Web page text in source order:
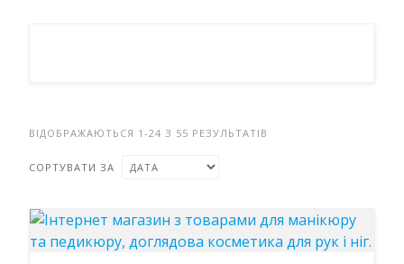
ВІДОБРАЖАЮТЬСЯ 1-24 З 55 РЕЗУЛЬТАТІВ
СОРТУВАТИ ЗА